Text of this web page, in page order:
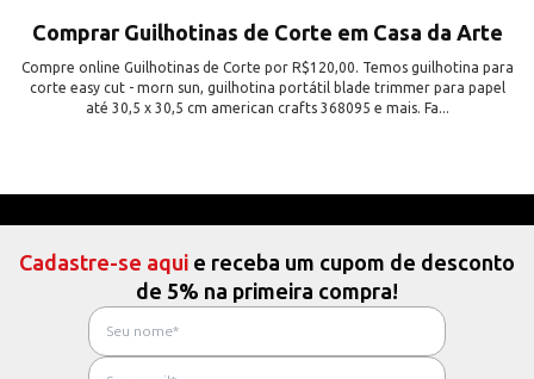
Comprar Guilhotinas de Corte em Casa da Arte
Compre online Guilhotinas de Corte por R$120,00. Temos guilhotina para
corte easy cut - morn sun, guilhotina portátil blade trimmer para papel
até 30,5 x 30,5 cm american crafts 368095 e mais. Fa...
Cadastre-se aqui e receba um cupom de desconto
de 5% na primeira compra!